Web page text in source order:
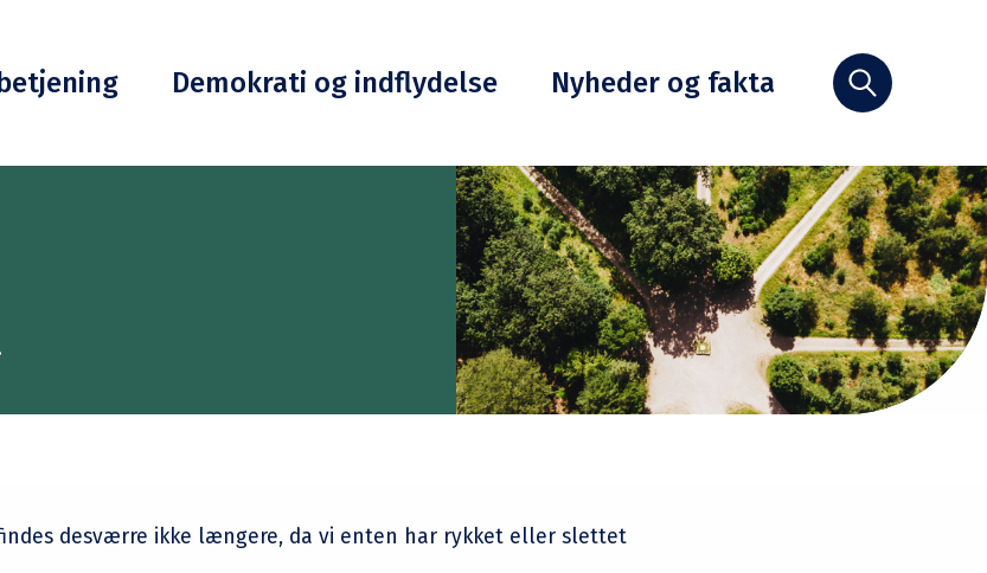
Demokrati og indflydelse Nyheder og fakta Søg
desværre ikke længere, da vi enten har rykket eller slettet